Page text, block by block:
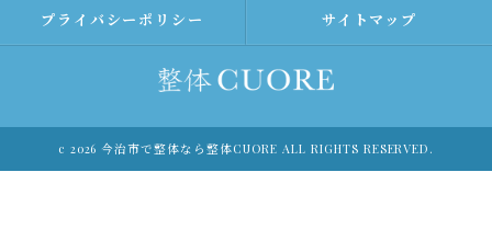
プライバシーポリシー サイトマップ
c 2026 今治市で整体なら整体CUORE ALL RIGHTS RESERVED.